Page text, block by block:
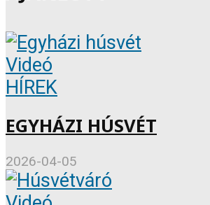
Videó
HÍREK
EGYHÁZI HÚSVÉT
2026-04-05